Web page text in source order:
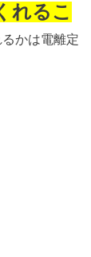
れるこ
かは電離定